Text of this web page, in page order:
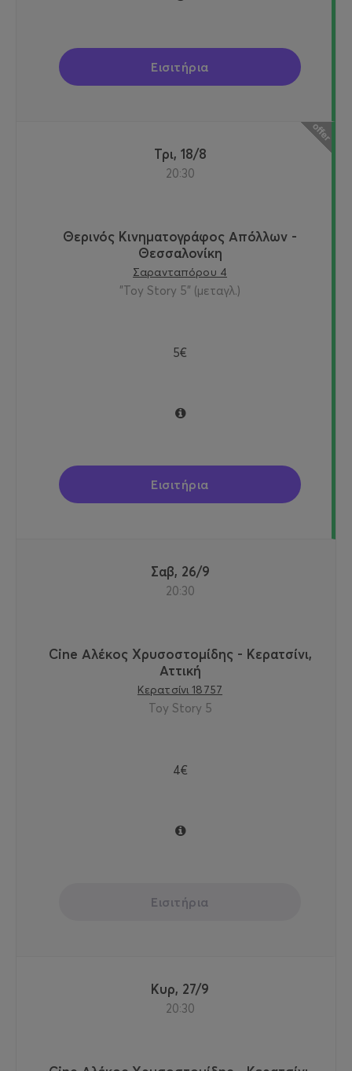
Εισιτήρια
Τρι, 18/8
20:30
Θερινός Κινηματογράφος Απόλλων -
Θεσσαλονίκη
Σαρανταπόρου 4
"Toy Story 5" (μεταγλ.)
5€
Εισιτήρια
Σαβ, 26/9
20:30
Cine Αλέκος Χρυσοστομίδης - Κερατσίνι,
Αττική
Κερατσίνι 18757
Toy Story 5
4€
Εισιτήρια
Κυρ, 27/9
20:30